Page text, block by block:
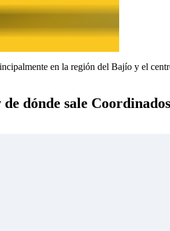
en la región del Bajío y el
dónde sale